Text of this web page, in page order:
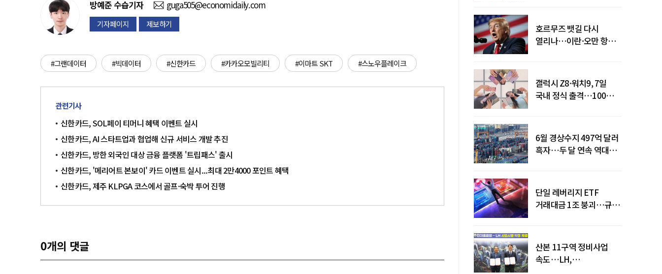
방예준 수습기자 guga505@economidaily.com
기자페이지 제보하기
#그랜데이터 #빅데이터 #신한카드 #카카오모빌리티 #이마트 SKT #스노우플레이크
관련기사
신한카드, SOL페이 티머니 혜택 이벤트 실시
신한카드, AI 스타트업과 협업해 신규 서비스 개발 추진
신한카드, 방한 외국인 대상 금융 플랫폼 '트립패스' 출시
신한카드, '메리어트 본보이' 카드 이벤트 실시...최대 2만4000 포인트 혜택
신한카드, 제주 KLPGA 코스에서 골프·숙박 투어 진행
0개의 댓글
호르무즈 뱃길 다시
열리나…이란·오만 항로
갤럭시 Z8·워치9, 7일
국내 정식 출격…100개국
6월 경상수지 497억 달러
흑자…두 달 연속 역대
단일 레버리지 ETF
거래대금 1조 붕괴…규제
산본 11구역 정비사업
속도…LH,